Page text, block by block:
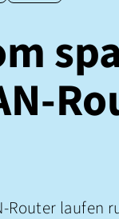
Router laufen